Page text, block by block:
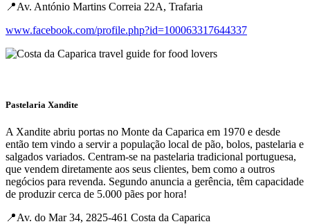
📍Av. António Martins Correia 22A, Trafaria
www.facebook.com/profile.php?id=100063317644337
Pastelaria Xandite
A Xandite abriu portas no Monte da Caparica em 1970 e desde
então tem vindo a servir a população local de pão, bolos, pastelaria e
salgados variados. Centram-se na pastelaria tradicional portuguesa,
que vendem diretamente aos seus clientes, bem como a outros
negócios para revenda. Segundo anuncia a gerência, têm capacidade
de produzir cerca de 5.000 pães por hora!
📍Av. do Mar 34, 2825-461 Costa da Caparica